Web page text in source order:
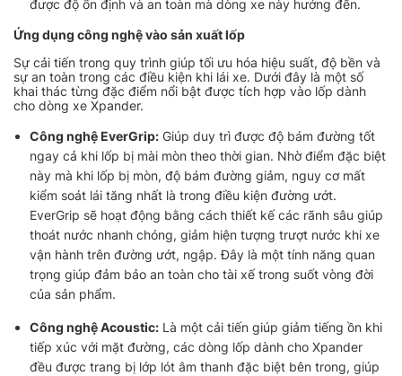
được độ ổn định và an toàn mà dòng xe này hướng đến.
Ứng dụng công nghệ vào sản xuất lốp
Sự cải tiến trong quy trình giúp tối ưu hóa hiệu suất, độ bền và
sự an toàn trong các điều kiện khi lái xe. Dưới đây là một số
khai thác từng đặc điểm nổi bật được tích hợp vào lốp dành
cho dòng xe Xpander.
Công nghệ EverGrip: Giúp duy trì được độ bám đường tốt
ngay cả khi lốp bị mài mòn theo thời gian. Nhờ điểm đặc biệt
này mà khi lốp bị mòn, độ bám đường giảm, nguy cơ mất
kiểm soát lái tăng nhất là trong điều kiện đường ướt.
EverGrip sẽ hoạt động bằng cách thiết kế các rãnh sâu giúp
thoát nước nhanh chóng, giảm hiện tượng trượt nước khi xe
vận hành trên đường ướt, ngập. Đây là một tính năng quan
trọng giúp đảm bảo an toàn cho tài xế trong suốt vòng đời
của sản phẩm.
Công nghệ Acoustic: Là một cải tiến giúp giảm tiếng ồn khi
tiếp xúc với mặt đường, các dòng lốp dành cho Xpander
đều được trang bị lớp lót âm thanh đặc biệt bên trong, giúp